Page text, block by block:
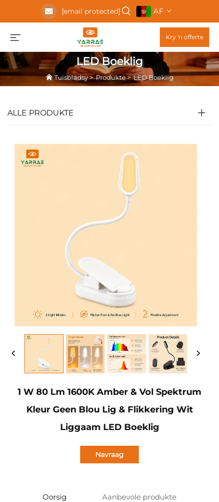
[email protected] AF
Kry 'n offerte
LED Boeklig
Tuisbladsy>Produkte>LED Boeklig
ALLE PRODUKTE
1 W 80 Lm 1600K Amber & Vol Spektrum
Kleur Geen Blou Lig & Flikkering Wit
Liggaam LED Boeklig
Navraag
Oorsig Aanbevole produkte